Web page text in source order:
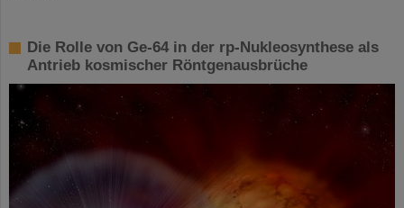
Die Rolle von Ge-64 in der rp-Nukleosynthese als
Antrieb kosmischer Röntgenausbrüche